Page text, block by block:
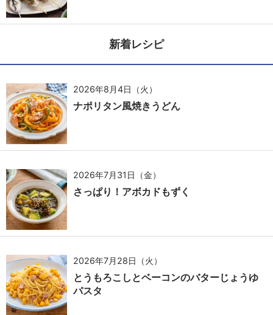
新着レシピ
2026年8月4日（火）
ナポリタン風焼きうどん
2026年7月31日（金）
さっぱり！アボカドもずく
2026年7月28日（火）
とうもろこしとベーコンのバターじょうゆ
パスタ